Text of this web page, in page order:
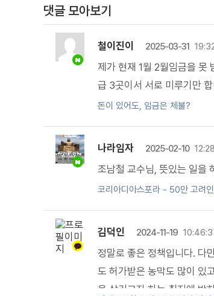
댓글 모아보기
철이진이 2025-03-31
제가 현재 1월 2월임금을 못
급 3곳이서 서로 미루기만
돈이 있어도, 임금은 체불?
나라임자 2025-02-10
조남철 교수님, 뜻있는 일을
코리아디아스포라 - 50만 고려
김덕인 2024-11-19
정말로 좋은 정책입니다. 다
도 허가받은 농막도 많이 있
을 살리고자 하는 취지에 반